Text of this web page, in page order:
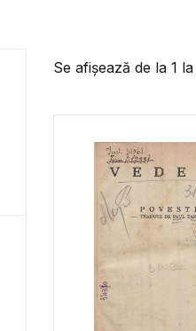
Se afișează de la 1 la